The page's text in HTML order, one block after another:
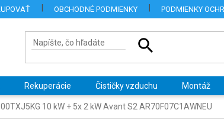
OBCHODNÉ PODMIENKY PODMIENKY
Rekuperácie Čističky vzduchu Montáž
10 kW + 5x 2 kW Avant S2 AR70F07C1AWNEU